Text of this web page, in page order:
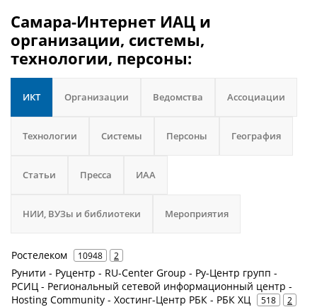
Самара-Интернет ИАЦ и
организации, системы,
технологии, персоны:
ИКТ Организации Ведомства Ассоциации
Технологии Системы Персоны География
Статьи Пресса ИАА
НИИ, ВУЗы и библиотеки Мероприятия
Ростелеком 10948 2
Рунити - Руцентр - RU-Center Group - Ру-Центр групп -
РСИЦ - Региональный сетевой информационный центр -
Hosting Community - Хостинг-Центр РБК - РБК ХЦ
518 2